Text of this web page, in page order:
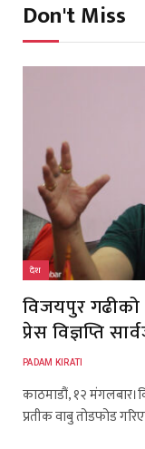
Don't Miss
देश
विजयपुर गढीको
प्रेस विज्ञप्ति
PADAM KIRATI
काठमाडौं, १२
प्रतीक वाबु तोडफोड